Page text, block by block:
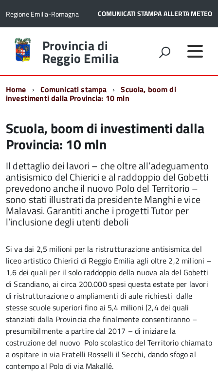
Regione Emilia-Romagna COMUNICATI STAMPAALLERTA METEO
Torna
alla
home
Provincia di
Reggio Emilia
Home Comunicati stampa Scuola, boom di
investimenti dalla Provincia: 10 mln
Scuola, boom di investimenti dalla
Provincia: 10 mln
Il dettaglio dei lavori – che oltre all’adeguamento
antisismico del Chierici e al raddoppio del Gobetti
prevedono anche il nuovo Polo del Territorio –
sono stati illustrati da presidente Manghi e vice
Malavasi. Garantiti anche i progetti Tutor per
l’inclusione degli utenti deboli
Si va dai 2,5 milioni per la ristrutturazione antisismica del
liceo artistico Chierici di Reggio Emilia agli oltre 2,2 milioni –
1,6 dei quali per il solo raddoppio della nuova ala del Gobetti
di Scandiano, ai circa 200.000 spesi questa estate per lavori
di ristrutturazione o ampliamenti di aule richiesti dalle
stesse scuole superiori fino ai 5,4 milioni (2,4 dei quali
stanziati dalla Provincia che finalmente consentiranno –
presumibilmente a partire dal 2017 – di iniziare la
costruzione del nuovo Polo scolastico del Territorio chiamato
a ospitare in via Fratelli Rosselli il Secchi, dando sfogo al
contempo al Polo di via Makallé.